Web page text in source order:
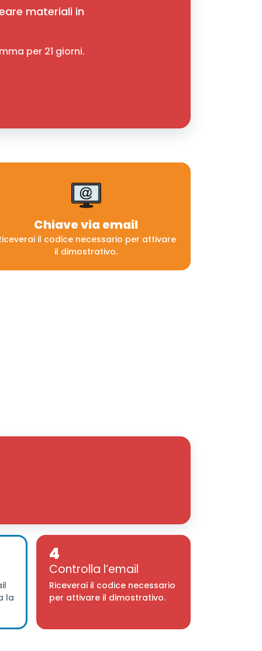
materiali in
per 21 giorni.
Chiave via email
il codice necessario per attivare
il dimostrativo.
la
4
Controlla l’email
Riceverai il codice necessario
per attivare il dimostrativo.